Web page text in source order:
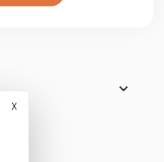

XMasquer le bandeau des